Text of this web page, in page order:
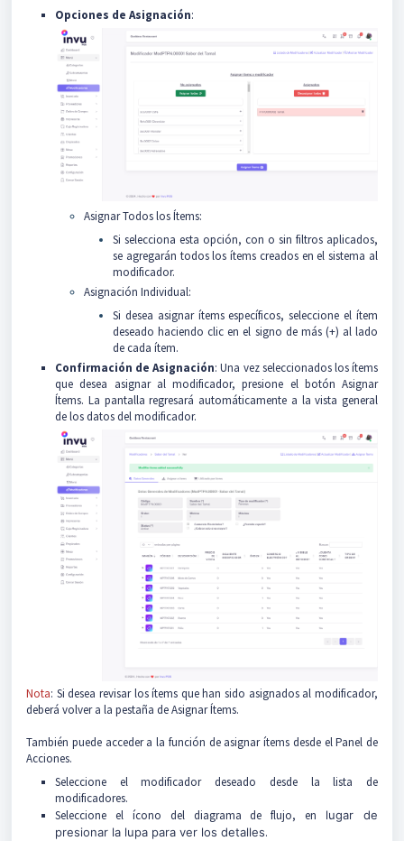
Opciones de Asignación:
Asignar Todos los Ítems:
Si selecciona esta opción, con o sin filtros aplicados,
se agregarán todos los ítems creados en el sistema al
modificador.
Asignación Individual:
Si desea asignar ítems específicos, seleccione el ítem
deseado haciendo clic en el signo de más (+) al lado
de cada ítem.
Confirmación de Asignación: Una vez seleccionados los ítems
que desea asignar al modificador, presione el botón Asignar
Ítems. La pantalla regresará automáticamente a la vista general
de los datos del modificador.
Nota: Si desea revisar los ítems que han sido asignados al modificador,
deberá volver a la pestaña de Asignar Ítems.
También puede acceder a la función de asignar ítems desde el Panel de
Acciones.
Seleccione el modificador deseado desde la lista de
modificadores.
Seleccione el ícono del diagrama de flujo, en lugar de
presionar la lupa para ver los detalles.